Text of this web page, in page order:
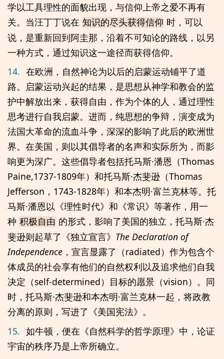
学以工具理性的面貌出现，与信仰上帝之爱不再有
关。当汪丁丁说在 知识的尽头获得信仰 时，可以
说，是重新回到阿圭那，沿着不可知论的路线，以另
一种方式，通过知识这一途径而获得信仰。
14. 在欧洲，自然神论为以后的启蒙运动铺平了道
路。启蒙运动兴起的结果，是思想从神学和教会的监
护中解放出来，获得自由，作为个体的人，通过理性
思考进行自我启蒙。进而，纯思想的争辩，演变成为
法国大革命的流血斗争，深深的影响了此后的欧洲世
界。在美国，则以其倡导者的名声和实际所为，而影
响更为深广。这些倡导者包括托马斯·潘恩（Thomas
Paine,1737-1809年）和托马斯·杰斐逊（Thomas
Jefferson，1743-1828年）和本杰明·富兰克林等。托
马斯·潘恩以《理性时代》和《常识》等著作，用一
种 积极自由 的形式，影响了美国的独立，托马斯·杰
斐逊则起草了《独立宣言》 The Declaration of
Independence ，宣言显露了（radiated）作为包含个
体成员的社会享有他们的自然权利以及追求他们自我
决定（self-determined）目标的愿景（vision）。同
时，托马斯·杰斐逊和本杰明·富兰克林一起，将政教
分离的原则，写进了《美国宪法》。
15. 如牛顿，便在《自然科学的哲学原理》中，论证
宇宙的秩序乃是上帝所确立。